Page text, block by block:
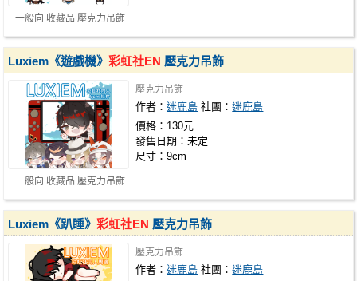
一般向 收藏品 壓克力吊飾
一般向 收藏品 壓克力吊飾
Luxiem《遊戲機》彩虹社EN 壓克力吊飾
壓克力吊飾
作者：迷鹿島 社團：迷鹿島
價格：130元
發售日期：未定
尺寸：9cm
Luxiem《趴睡》彩虹社EN 壓克力吊飾
壓克力吊飾
作者：迷鹿島 社團：迷鹿島